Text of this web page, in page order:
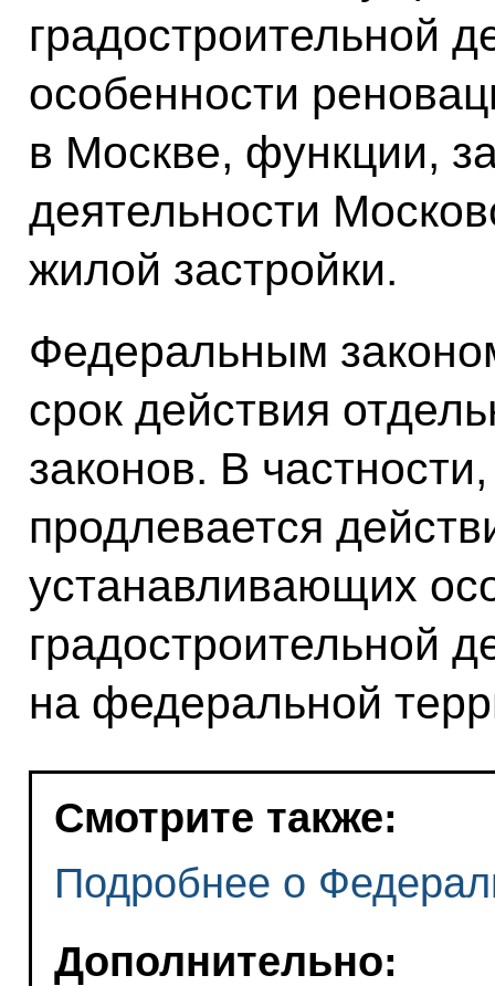
градостроительной
особенности
в Москве, функции,
деятельности
жилой застройки.
Федеральным
срок действия
законов. В
продлевается
устанавливающих
градостроительной
на федеральной
Смотрите также:
Подробнее о
Дополнительно: